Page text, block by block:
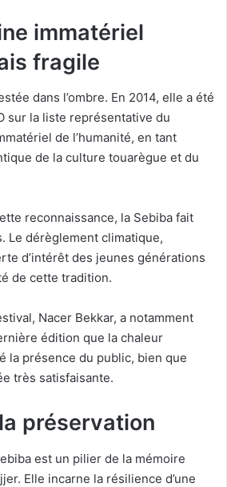
immatériel
fragile
dans l’ombre. En 2014, elle a été
sur la liste représentative du
de l’humanité, en tant
de la culture touarègue et du
reconnaissance, la Sebiba fait
Le dérèglement climatique,
d’intérêt des jeunes générations
de cette tradition.
Nacer Bekkar, a notamment
édition que la chaleur
la présence du public, bien que
très satisfaisante.
préservation
est un pilier de la mémoire
Elle incarne la résilience d’une